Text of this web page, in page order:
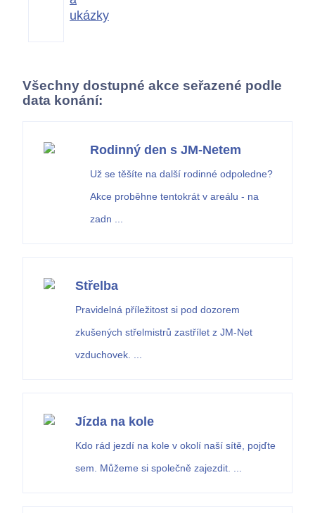
ukázky
Všechny dostupné akce seřazené podle
data konání:
Rodinný den s JM-Netem
Už se těšíte na další rodinné odpoledne?
Akce proběhne tentokrát v areálu - na
zadn ...
Střelba
Pravidelná příležitost si pod dozorem
zkušených střelmistrů zastřílet z JM-Net
vzduchovek. ...
Jízda na kole
Kdo rád jezdí na kole v okolí naší sítě, pojďte
sem. Můžeme si společně zajezdit. ...